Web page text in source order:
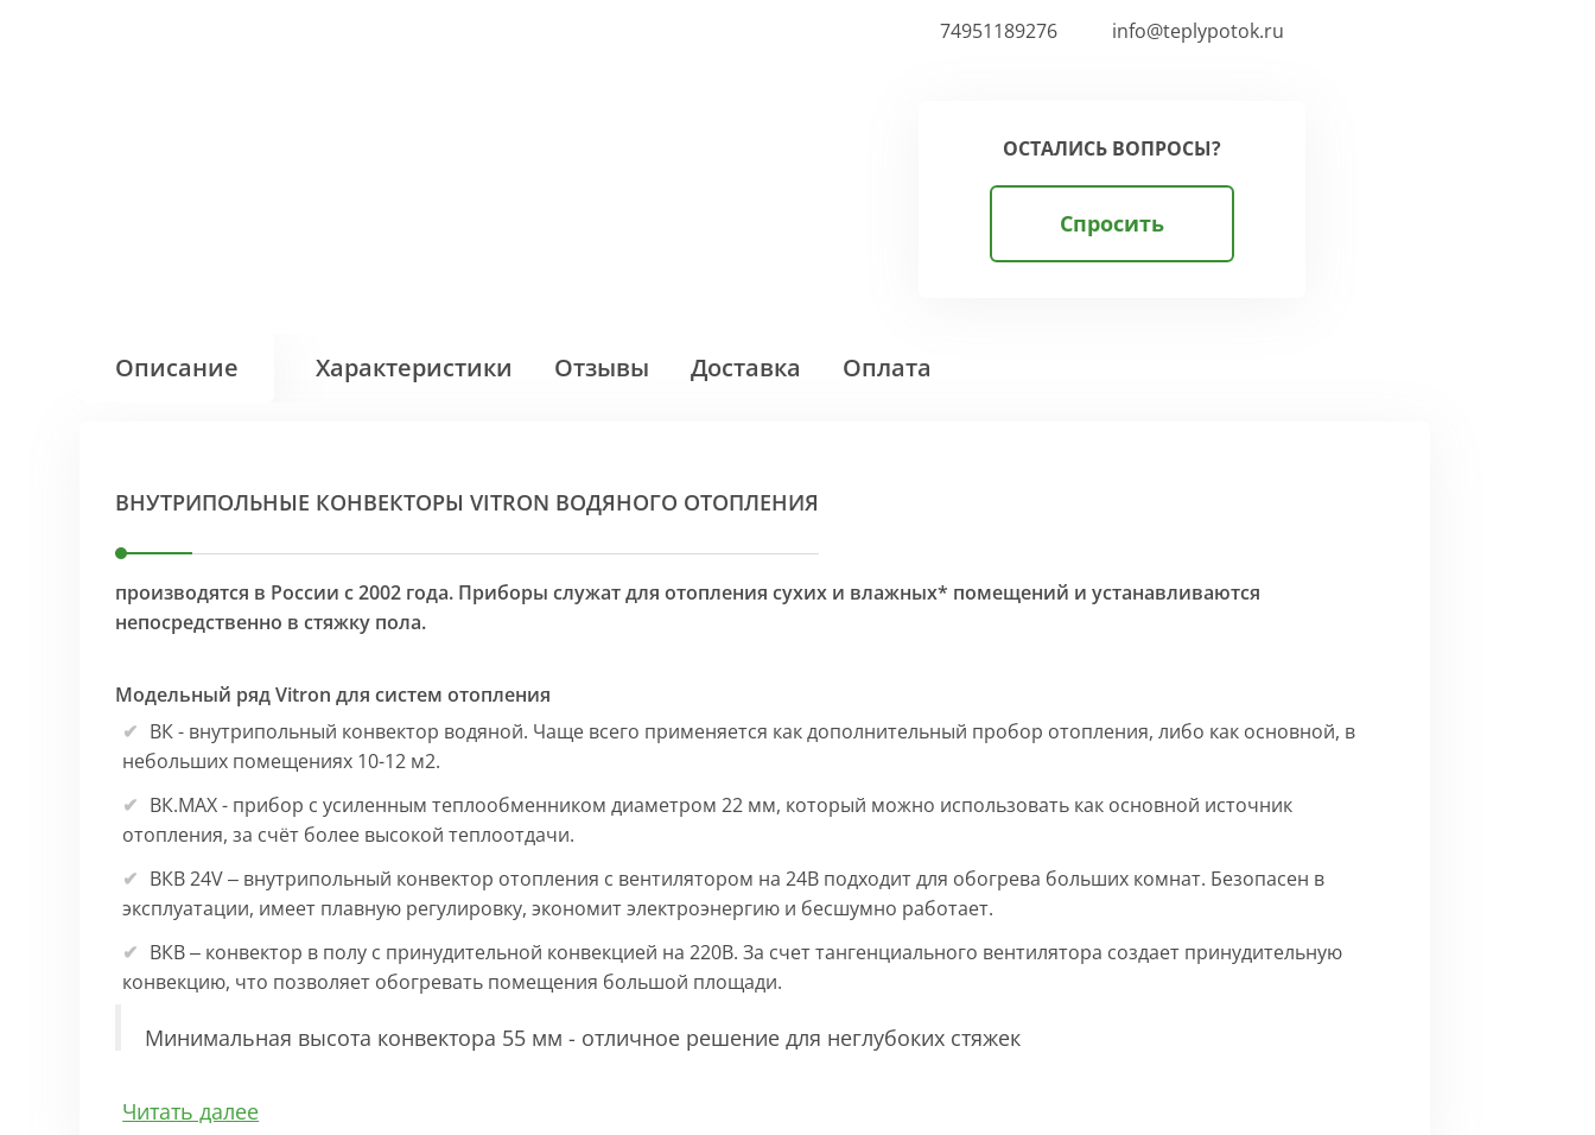
74951189276
info@teplypotok.ru
ОСТАЛИСЬ ВОПРОСЫ?
Спросить
Описание Характеристики Отзывы Доставка Оплата
ВНУТРИПОЛЬНЫЕ КОНВЕКТОРЫ VITRON ВОДЯНОГО ОТОПЛЕНИЯ
производятся в России с 2002 года. Приборы служат для отопления сухих и влажных* помещений и устанавливаются
непосредственно в стяжку пола.
Модельный ряд Vitron для систем отопления
ВК - внутрипольный конвектор водяной. Чаще всего применяется как дополнительный пробор отопления, либо как основной, в
небольших помещениях 10-12 м2.
ВК.МАХ - прибор с усиленным теплообменником диаметром 22 мм, который можно использовать как основной источник
отопления, за счёт более высокой теплоотдачи.
ВКВ 24V – внутрипольный конвектор отопления с вентилятором на 24В подходит для обогрева больших комнат. Безопасен в
эксплуатации, имеет плавную регулировку, экономит электроэнергию и бесшумно работает.
ВКВ – конвектор в полу с принудительной конвекцией на 220В. За счет тангенциального вентилятора создает принудительную
конвекцию, что позволяет обогревать помещения большой площади.
Минимальная высота конвектора 55 мм - отличное решение для неглубоких стяжек
Особенности:
Читать далее